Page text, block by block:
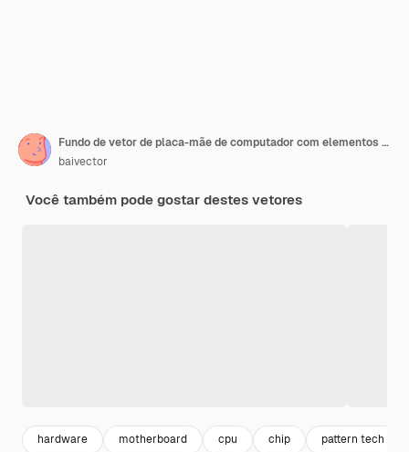
Fundo de vetor de placa-mãe de computador com elementos eletrônicos de placa de circuito Textura eletrônica para conceito de engenharia de tecnologia de computador Ilustração abstrata gerada por computador de placa-mãe
baivector
Você também pode gostar destes vetores
hardware motherboard cpu chip pattern tech